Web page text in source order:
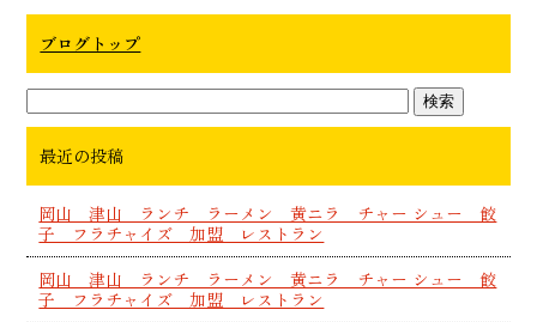
ブログトップ
最近の投稿
岡山 津山 ランチ ラーメン 黄ニラ チャー シュー 餃
子 フラチャイズ 加盟 レストラン
岡山 津山 ランチ ラーメン 黄ニラ チャー シュー 餃
子 フラチャイズ 加盟 レストラン